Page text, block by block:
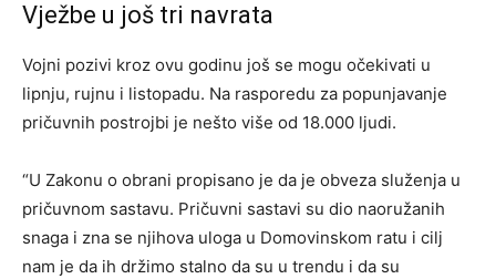
Vježbe u još tri navrata
Vojni pozivi kroz ovu godinu još se mogu očekivati ​​u
lipnju, rujnu i listopadu. Na rasporedu za popunjavanje
pričuvnih postrojbi je nešto više od 18.000 ljudi.
“U Zakonu o obrani propisano je da je obveza služenja u
pričuvnom sastavu. Pričuvni sastavi su dio naoružanih
snaga i zna se njihova uloga u Domovinskom ratu i cilj
nam je da ih držimo stalno da su u trendu i da su